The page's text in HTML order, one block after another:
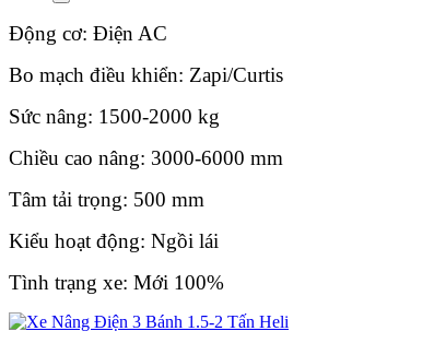
Động cơ: Điện AC
Bo mạch điều khiển: Zapi/Curtis
Sức nâng: 1500-2000 kg
Chiều cao nâng: 3000-6000 mm
Tâm tải trọng: 500 mm
Kiểu hoạt động: Ngồi lái
Tình trạng xe: Mới 100%